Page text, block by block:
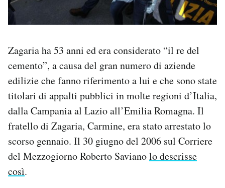
Zagaria ha 53 anni ed era considerato “il re del
cemento”, a causa del gran numero di aziende
edilizie che fanno riferimento a lui e che sono state
titolari di appalti pubblici in molte regioni d’Italia,
dalla Campania al Lazio all’Emilia Romagna. Il
fratello di Zagaria, Carmine, era stato arrestato lo
scorso gennaio. Il 30 giugno del 2006 sul Corriere
del Mezzogiorno Roberto Savianolo descrisse
così.